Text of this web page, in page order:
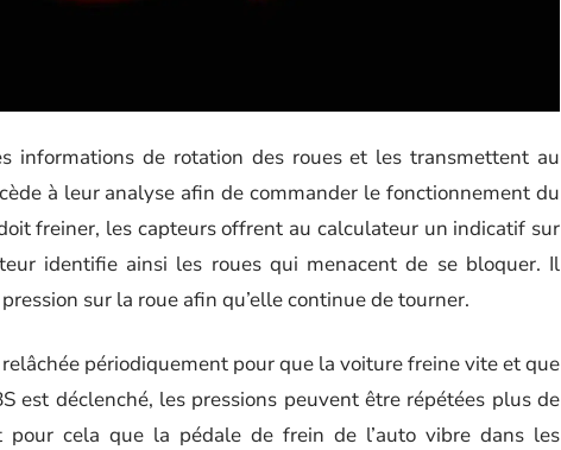
informations de rotation des roues et les transmettent au
à leur analyse afin de commander le fonctionnement du
freiner, les capteurs offrent au calculateur un indicatif sur
identifie ainsi les roues qui menacent de se bloquer. Il
sur la roue afin qu’elle continue de tourner.
périodiquement pour que la voiture freine vite et que
est déclenché, les pressions peuvent être répétées plus de
pour cela que la pédale de frein de l’auto vibre dans les